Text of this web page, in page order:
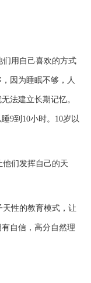
们 用自己喜欢的方式
，因 为睡眠不够 ，人
法建立长期记忆。
9到10小时。10岁 以
他们发挥自己的天
性的教育模式， 让
有自信，高分自然理